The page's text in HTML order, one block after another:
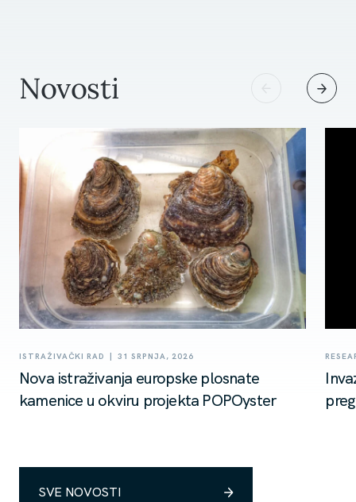
Novosti
ISTRAŽIVAČKI RAD | 31 SRPNJA, 2026
Nova istraživanja europske plosnate
kamenice u okviru projekta POPOyster
SVE NOVOSTI